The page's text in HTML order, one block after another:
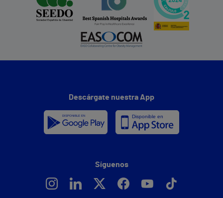
Descárgate nuestra App
Síguenos